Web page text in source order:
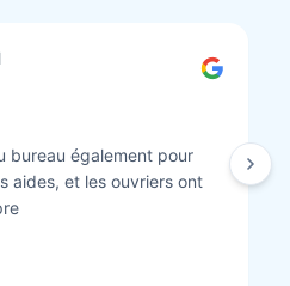
façade réalisés.
au top minutieux et
finis. Vous pouvez y